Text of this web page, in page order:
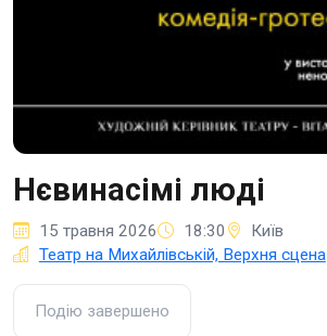
Нєвинасімі люді
15 травня 2026 18:30
Київ
Театр на Михайлівській, Верхня сцена
Подію завершено